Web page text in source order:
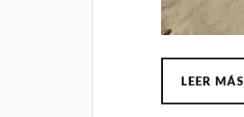
LEER MÁS